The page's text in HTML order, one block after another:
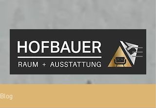
Blog